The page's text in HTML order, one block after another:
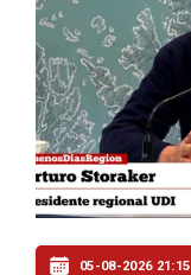
05-08-2026 21:15